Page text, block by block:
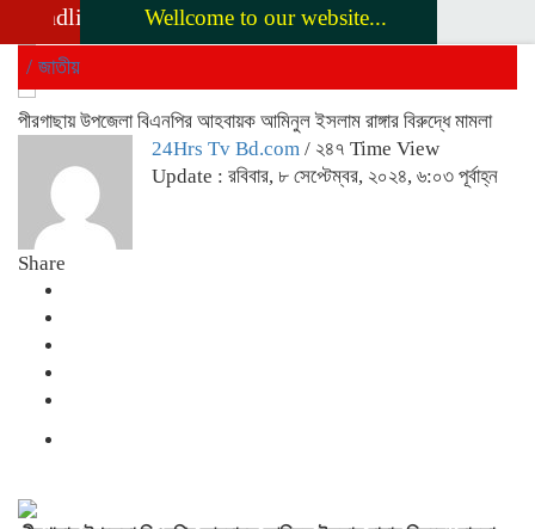
Headline Wellcome to our website...
/ জাতীয়
পীরগাছায় উপজেলা বিএনপির আহবায়ক আমিনুল ইসলাম রাঙ্গার বিরুদ্ধে মামলা
24Hrs Tv Bd.com / ২৪৭ Time View
Update : রবিবার, ৮ সেপ্টেম্বর, ২০২৪, ৬:০৩ পূর্বাহ্ন
Share